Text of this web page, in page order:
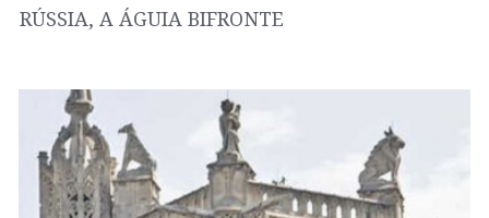
RÚSSIA, A ÁGUIA BIFRONTE